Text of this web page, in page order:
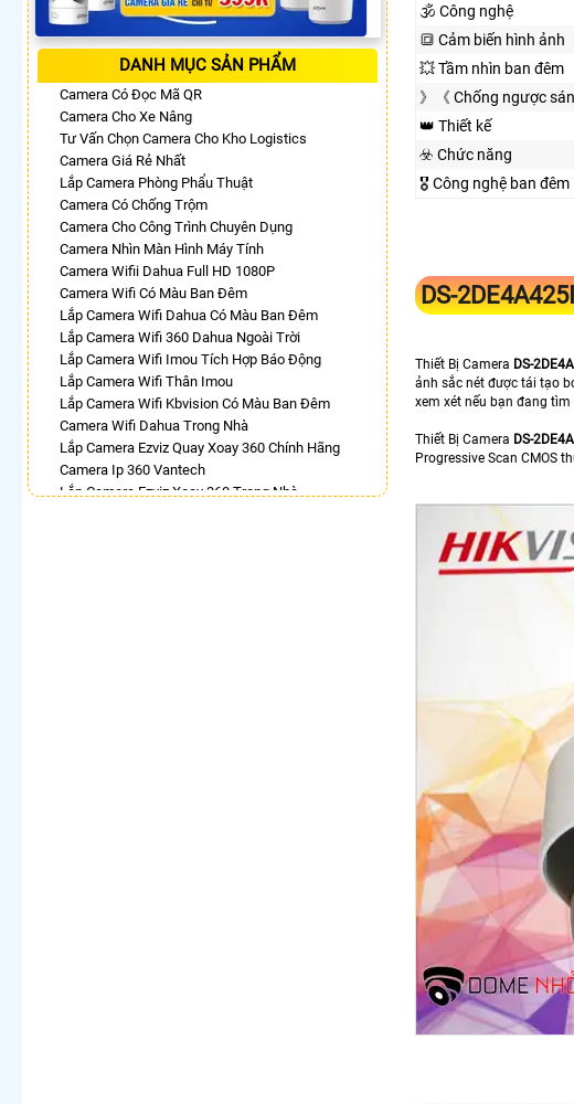
DANH MỤC SẢN PHẨM
Camera Có Đọc Mã QR
Camera Cho Xe Nâng
Tư Vấn Chọn Camera Cho Kho Logistics
Camera Giá Rẻ Nhất
Lắp Camera Phòng Phẩu Thuật
Camera Có Chống Trộm
Camera Cho Công Trình Chuyên Dụng
Camera Nhìn Màn Hình Máy Tính
Camera Wifii Dahua Full HD 1080P
Camera Wifi Có Màu Ban Đêm
Lắp Camera Wifi Dahua Có Màu Ban Đêm
Lắp Camera Wifi 360 Dahua Ngoài Trời
Lắp Camera Wifi Imou Tích Hợp Báo Động
Lắp Camera Wifi Thân Imou
Lắp Camera Wifi Kbvision Có Màu Ban Đêm
Camera Wifi Dahua Trong Nhà
Lắp Camera Ezviz Quay Xoay 360 Chính Hãng
Camera Ip 360 Vantech
Lắp Camera Ezviz Xoay 360 Trong Nhà
🕉️ Công nghệ
🔳 Cảm biến hình ảnh
💥 Tầm nhìn ban đêm
》《 Chống ngược
👑 Thiết kế
☣️ Chức năng
🎖️ Công nghệ ban đêm
DS-
Thiết Bị Camera DS-
ảnh sắc nét được tái tạo
xem xét nếu bạn đang
Thiết Bị Camera DS-
Progressive Scan CMOS